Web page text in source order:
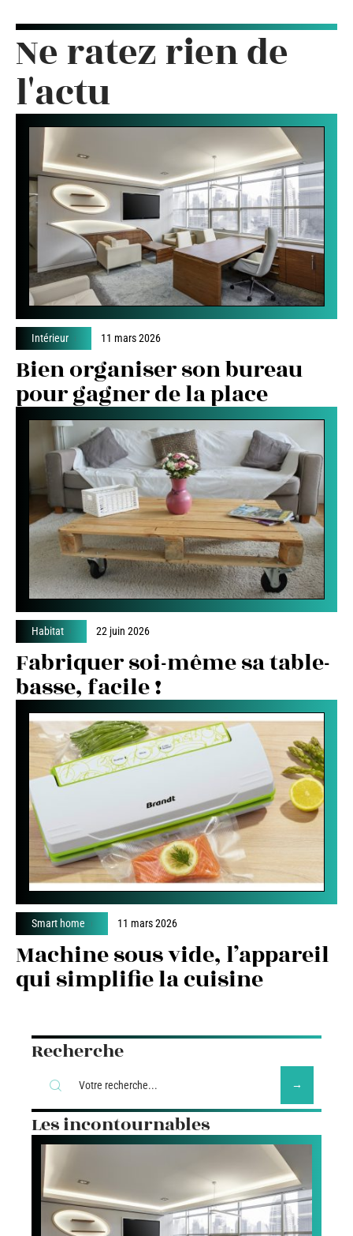
Ne ratez rien de
l'actu
Intérieur 11 mars 2026
Bien organiser son bureau
pour gagner de la place
Habitat 22 juin 2026
Fabriquer soi-même sa table-
basse, facile !
Smart home 11 mars 2026
Machine sous vide, l’appareil
qui simplifie la cuisine
Recherche
Les incontournables